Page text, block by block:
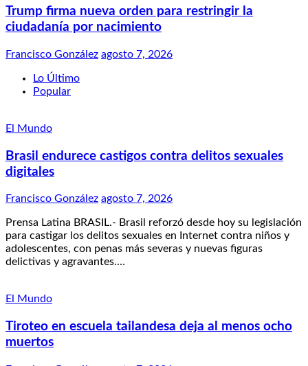
Trump firma nueva orden para restringir la
ciudadanía por nacimiento
Francisco González agosto 7, 2026
Lo Último
Popular
El Mundo
Brasil endurece castigos contra delitos sexuales
digitales
Francisco González agosto 7, 2026
Prensa Latina BRASIL.- Brasil reforzó desde hoy su legislación
para castigar los delitos sexuales en Internet contra niños y
adolescentes, con penas más severas y nuevas figuras
delictivas y agravantes.…
El Mundo
Tiroteo en escuela tailandesa deja al menos ocho
muertos